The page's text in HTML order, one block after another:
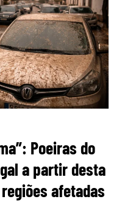
Poeiras do
a partir desta
afetadas